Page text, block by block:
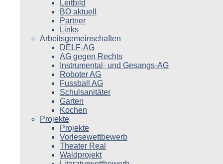
Leitbild
BO aktuell
Partner
Links
Arbeitsgemeinschaften
DELF-AG
AG gegen Rechts
Instrumental- und Gesangs-AG
Roboter AG
Fussball AG
Schulsanitäter
Garten
Kochen
Projekte
Projekte
Vorlesewettbewerb
Theater Real
Waldprojekt